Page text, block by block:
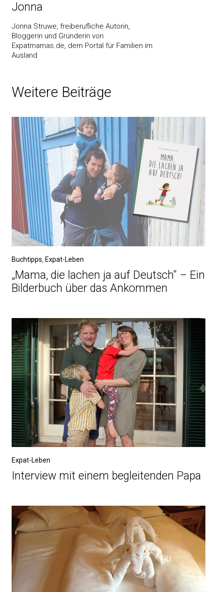
Jonna
Jonna Struwe, freiberufliche Autorin,
Bloggerin und Gründerin von
Expatmamas.de, dem Portal für Familien im
Ausland
Weitere Beiträge
Buchtipps Expat-Leben
„Mama, die lachen ja auf Deutsch“ – Ein
Bilderbuch über das Ankommen
Expat-Leben
Interview mit einem begleitenden Papa